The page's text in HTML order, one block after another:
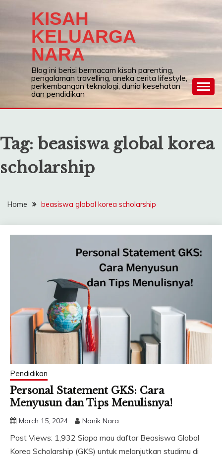
KISAH
KELUARGA
NARA
Blog ini berisi bermacam kisah parenting,
pengalaman travelling, aneka cerita lifestyle,
perkembangan teknologi, dunia kesehatan
dan pendidikan
Tag: beasiswa global korea
scholarship
Home beasiswa global korea scholarship
Pendidikan
Personal Statement GKS: Cara
Menyusun dan Tips Menulisnya!
March 15, 2024 Nanik Nara
Post Views: 1,932 Siapa mau daftar Beasiswa Global
Korea Scholarship (GKS) untuk melanjutkan studimu di